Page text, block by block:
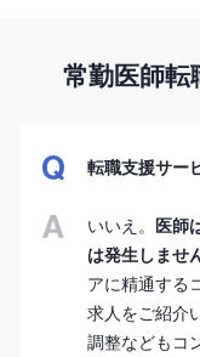
常勤医師
転職支援サー
いいえ。 医師
は発生しませ
アに精通する
求人をご紹介
調整などもコ